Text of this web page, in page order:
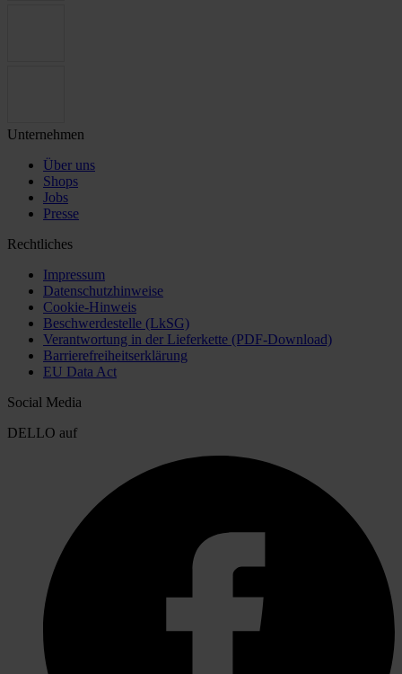
Unternehmen
Über uns
Shops
Jobs
Presse
Rechtliches
Impressum
Datenschutzhinweise
Cookie-Hinweis
Beschwerdestelle (LkSG)
Verantwortung in der Lieferkette (PDF-Download)
Barrierefreiheitserklärung
EU Data Act
Social Media
DELLO auf